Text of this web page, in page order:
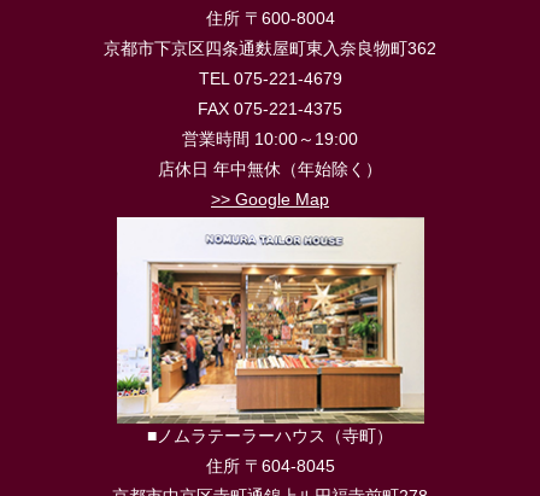
住所 〒600-8004
京都市下京区四条通麩屋町東入奈良物町362
TEL 075-221-4679
FAX 075-221-4375
営業時間 10:00～19:00
店休日 年中無休（年始除く）
>> Google Map
■ノムラテーラーハウス（寺町）
住所 〒604-8045